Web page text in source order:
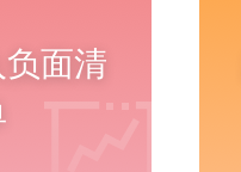
面清